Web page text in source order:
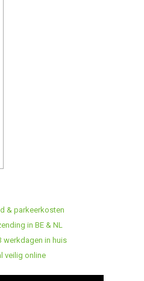
& parkeerkosten
in BE & NL
werkdagen in huis
veilig online